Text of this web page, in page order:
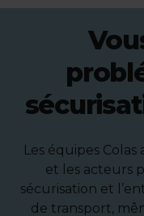
Les équipes
et les acteurs
sécurisation et
de transport,